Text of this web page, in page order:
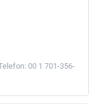
00 1 701-356-